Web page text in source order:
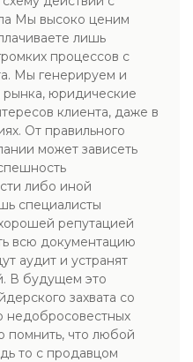
Мы высоко ценим
лишь
процессов с
Мы генерируем и
рынка, юридические
клиента, даже в
От правильного
может зависеть
либо иной
специалисты
репутацией
всю документацию
аудит и устранят
В будущем это
захвата со
недобросовестных
помнить, что любой
то с продавцом